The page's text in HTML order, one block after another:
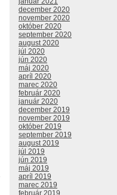
december 2020
november 2020
október 2020
september 2020
august 2020
júl 2020
jún 2020
máj 2020
apríl 2020
marec 2020
február 2020
január 2020
december 2019
november 2019
október 2019
september 2019
august 2019
júl 2019
jún 2019
máj 2019
apríl 2019
marec 2019
február 2019